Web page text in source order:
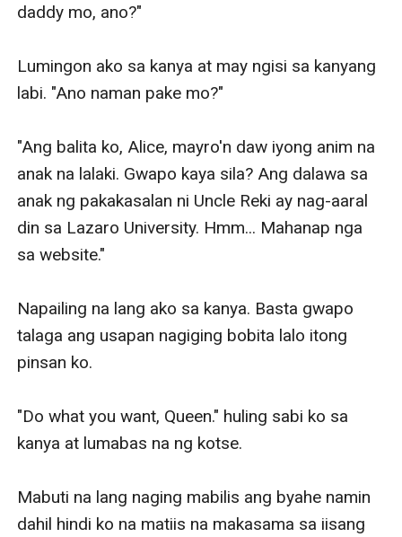
daddy mo, ano?"
Lumingon ako sa kanya at may ngisi sa kanyang
labi. "Ano naman pake mo?"
"Ang balita ko, Alice, mayro'n daw iyong anim na
anak na lalaki. Gwapo kaya sila? Ang dalawa sa
anak ng pakakasalan ni Uncle Reki ay nag-aaral
din sa Lazaro University. Hmm... Mahanap nga
sa website."
Napailing na lang ako sa kanya. Basta gwapo
talaga ang usapan nagiging bobita lalo itong
pinsan ko.
"Do what you want, Queen." huling sabi ko sa
kanya at lumabas na ng kotse.
Mabuti na lang naging mabilis ang byahe namin
dahil hindi ko na matiis na makasama sa iisang